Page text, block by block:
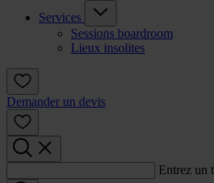
Services
Sessions boardroom
Lieux insolites
Demander un devis
Entrez un